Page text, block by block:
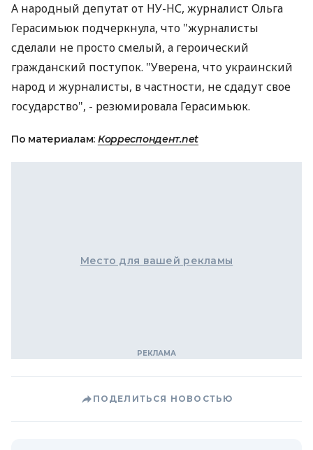
А народный депутат от НУ-НС, журналист Ольга
Герасимьюк подчеркнула, что "журналисты
сделали не просто смелый, а героический
гражданский поступок. "Уверена, что украинский
народ и журналисты, в частности, не сдадут свое
государство", - резюмировала Герасимьюк.
По материалам: Корреспондент.net
Место для вашей рекламы
ПОДЕЛИТЬСЯ НОВОСТЬЮ